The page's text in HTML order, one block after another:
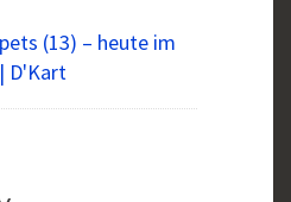
(13) – heute im
D'Kart